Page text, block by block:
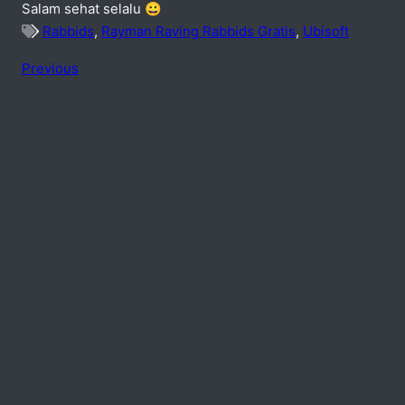
Salam sehat selalu 😀
Rabbids, Rayman Raving Rabbids Gratis, Ubisoft
Previous